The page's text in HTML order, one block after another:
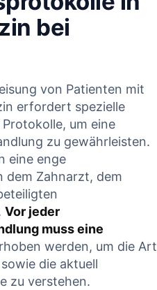
HKP korrekt
kürzt |
Fachanalyse für
Zahnärzte
18. Januar 2026
CONTINUE READING
​bei
von Patienten mit
erfordert‌ spezielle
um eine
zu gewährleisten.
eine enge
dem Zahnarzt, dem
Vor jeder
muss‌ eine
werden, um die Art⁢
⁢die aktuell
zu verstehen.